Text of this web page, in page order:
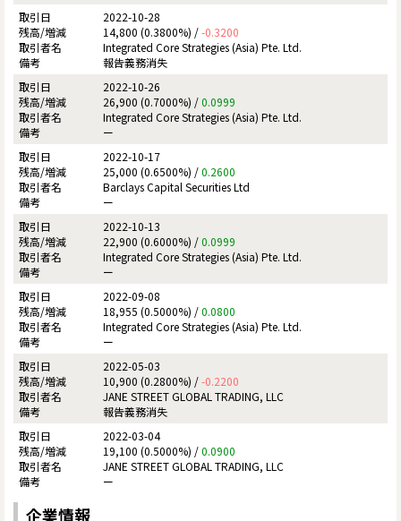
2022-10-28
14,800 (0.3800%) /-0.3200
Integrated Core Strategies (Asia) Pte. Ltd.
報告義務消失
2022-10-26
26,900 (0.7000%) /0.0999
Integrated Core Strategies (Asia) Pte. Ltd.
ー
2022-10-17
25,000 (0.6500%) /0.2600
Barclays Capital Securities Ltd
ー
2022-10-13
22,900 (0.6000%) /0.0999
Integrated Core Strategies (Asia) Pte. Ltd.
ー
2022-09-08
18,955 (0.5000%) /0.0800
Integrated Core Strategies (Asia) Pte. Ltd.
ー
2022-05-03
10,900 (0.2800%) /-0.2200
JANE STREET GLOBAL TRADING, LLC
報告義務消失
2022-03-04
19,100 (0.5000%) /0.0900
JANE STREET GLOBAL TRADING, LLC
ー
企業情報